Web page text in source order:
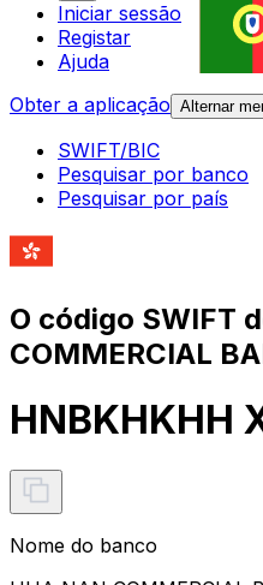
Iniciar sessão
Registar
Ajuda
Obter a aplicação Alternar
SWIFT/BIC
Pesquisar por banco
Pesquisar por país
O código SWIFT
COMMERCIAL
HNBKHKHH
Nome do banco